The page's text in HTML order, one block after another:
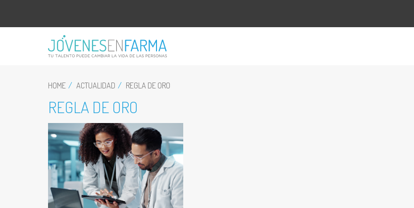
HOME ACTUALIDAD REGLA DE ORO
REGLA DE ORO